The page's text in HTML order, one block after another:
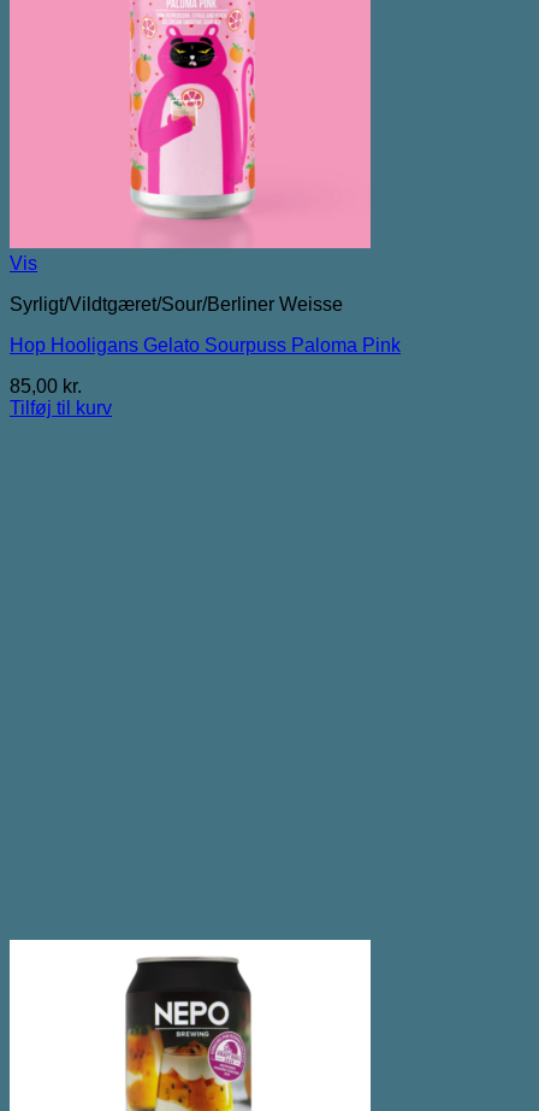
Vis
Syrligt/Vildtgæret/Sour/Berliner Weisse
Hop Hooligans Gelato Sourpuss Paloma Pink
85,00 kr.
Tilføj til kurv